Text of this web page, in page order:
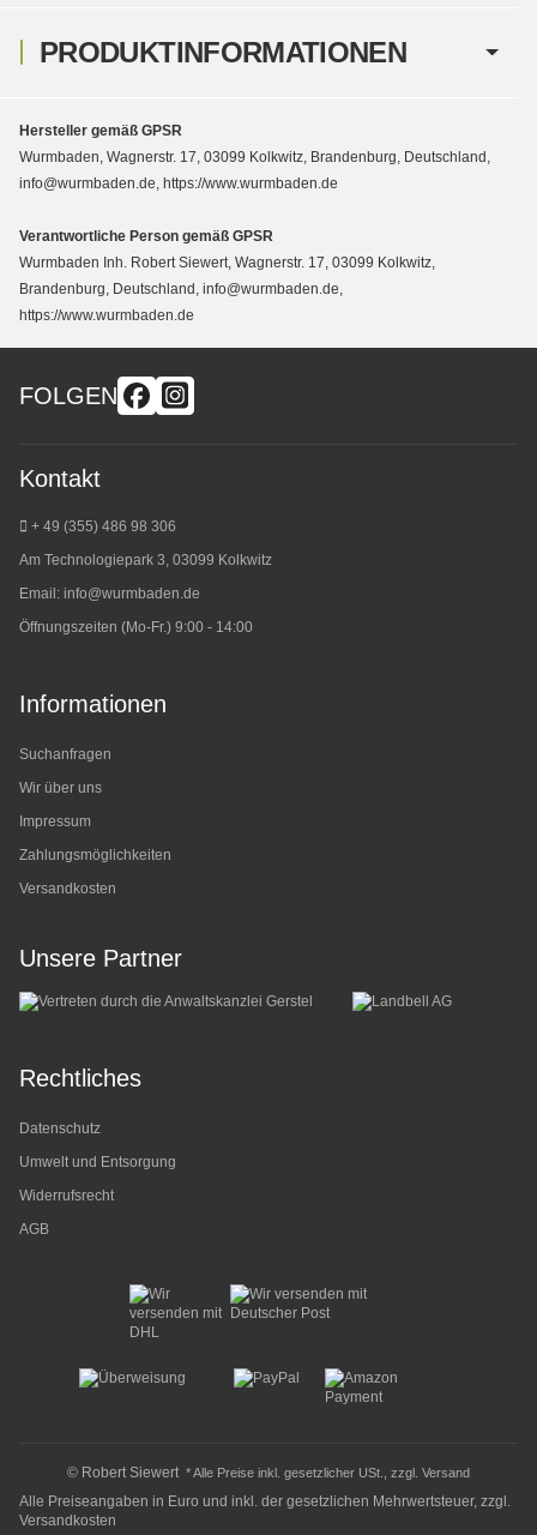
PRODUKTINFORMATIONEN
Hersteller gemäß GPSR
Wurmbaden, Wagnerstr. 17, 03099 Kolkwitz, Brandenburg, Deutschland,
info@wurmbaden.de, https://www.wurmbaden.de
Verantwortliche Person gemäß GPSR
Wurmbaden Inh. Robert Siewert, Wagnerstr. 17, 03099 Kolkwitz,
Brandenburg, Deutschland, info@wurmbaden.de,
https://www.wurmbaden.de
FOLGEN
Kontakt
+ 49 (355) 486 98 306
Am Technologiepark 3, 03099 Kolkwitz
Email: info@wurmbaden.de
Öffnungszeiten (Mo-Fr.) 9:00 - 14:00
Informationen
Suchanfragen
Wir über uns
Impressum
Zahlungsmöglichkeiten
Versandkosten
Unsere Partner
Rechtliches
Datenschutz
Umwelt und Entsorgung
Widerrufsrecht
AGB
© Robert Siewert* Alle Preise inkl. gesetzlicher USt., zzgl. Versand
Alle Preiseangaben in Euro und inkl. der gesetzlichen Mehrwertsteuer, zzgl.
Versandkosten